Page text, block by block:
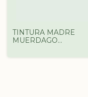
TINTURA MADRE
MUERDAGO